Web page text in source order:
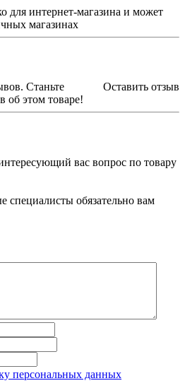
для интернет-магазина и может
магазинах
Оставить отзыв
Станьте
об этом товаре!
вас вопрос по товару
обязательно вам
персональных данных